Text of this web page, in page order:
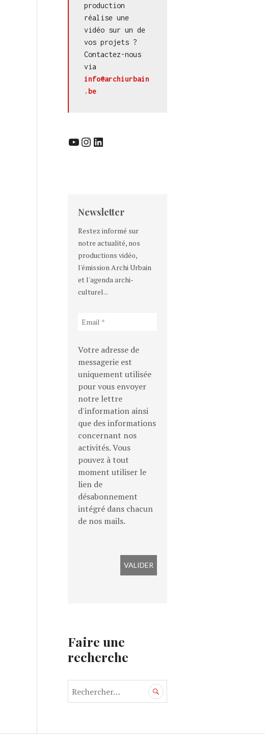
production
réalise une
vidéo sur un de
vos projets ?
Contactez-nous
info@archiurbain
.be
YouTube InstagramLinkedIn
Newsletter
Restez informé sur
notre actualité, nos
productions vidéo,
l'émission Archi Urbain
et l'agenda archi-
culturel...
Votre adresse de
messagerie est
uniquement utilisée
pour vous envoyer
notre lettre
d'information ainsi
que des informations
concernant nos
activités. Vous
pouvez à tout
moment utiliser le
lien de
désabonnement
intégré dans chacun
de nos mails.
Faire une
recherche
e